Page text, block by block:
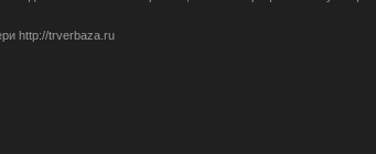
http://trverbaza.ru